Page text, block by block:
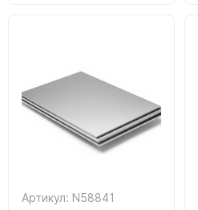
Артикул: N58841